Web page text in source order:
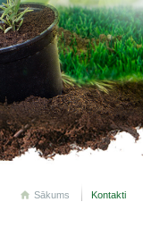
Sākums Kontakti